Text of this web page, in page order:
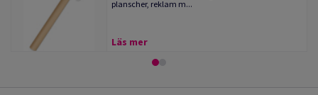
planscher, reklam m...
Läs mer